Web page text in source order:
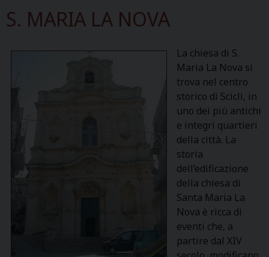
S. MARIA LA NOVA
La chiesa di S.
Maria La Nova si
trova nel centro
storico di Scicli, in
uno dei più antichi
e integri quartieri
della città. La
storia
dell’edificazione
della chiesa di
Santa Maria La
Nova è ricca di
eventi che, a
partire dal XIV